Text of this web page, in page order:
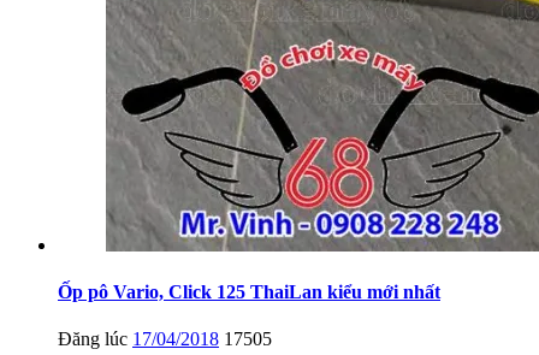
Ốp pô Vario, Click 125 ThaiLan kiểu mới nhất
Đăng lúc 17/04/2018 17505